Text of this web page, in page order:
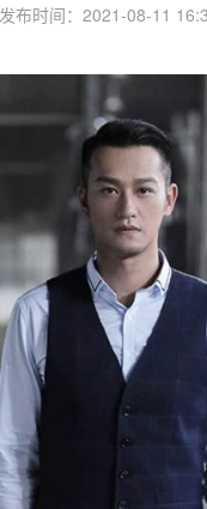
发布时间：2021-08-11